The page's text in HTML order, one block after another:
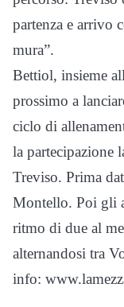
partenza e arrivo
mura”.
Bettiol, insieme
prossimo a
ciclo di
la partecipazione
Treviso. Prima
Montello. Poi gli
ritmo di due al
alternandosi tra
info: